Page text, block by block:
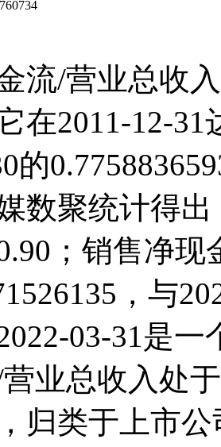
流/营业总收
在2011-12-31
的
数聚统计得
；销售净现
，与
03-31是
业总收入处
归类于上市